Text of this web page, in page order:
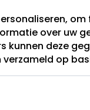
Hoogte
Aantal
over uw
kunnen deze
op